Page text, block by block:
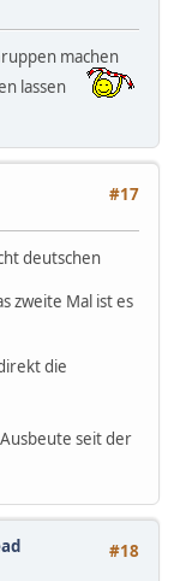
machen
lassen
#17
deutschen
zweite Mal ist es
die
seit der
#18